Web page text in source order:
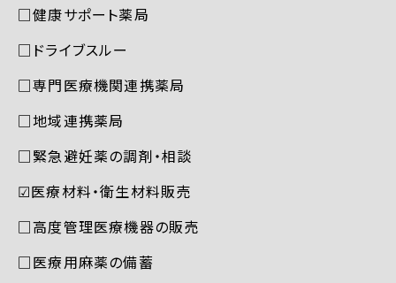
□健康サポート薬局
□ドライブスルー
□専門医療機関連携薬局
□地域連携薬局
□緊急避妊薬の調剤・相談
☑︎医療材料・衛生材料販売
□高度管理医療機器の販売
□医療用麻薬の備蓄